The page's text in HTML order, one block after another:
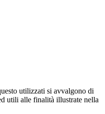
utilizzati si avvalgono di
utili alle finalità illustrate nella